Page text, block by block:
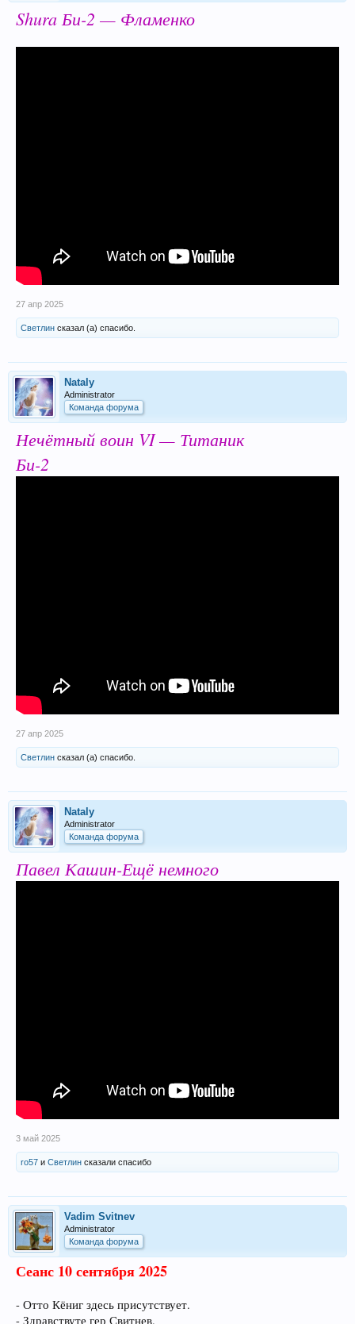
Shura Би-2 — Фламенко
27 апр 2025
Светлин сказал (а) спасибо.
Nataly
Administrator
Команда форума
Нечётный воин VI — Титаник
Би-2
27 апр 2025
Светлин сказал (а) спасибо.
Nataly
Administrator
Команда форума
Павел Кашин-Ещё немного
3 май 2025
ro57 и Светлин сказали спасибо
Vadim Svitnev
Administrator
Команда форума
Сеанс 10 сентября 2025
- Отто Кёниг здесь присутствует.
- Здравствуте гер Свитнев.